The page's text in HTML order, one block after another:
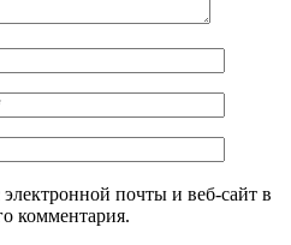
почты и веб-сайт в
комментария.